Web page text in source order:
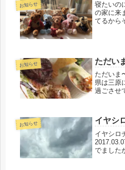
お知らせ
寝たいの
の家に来
てるから
お知らせ ただい
ただいま
県は三原
過ごさせ
談の話
そんな話
お知らせ イヤシ
イヤシロ
でました